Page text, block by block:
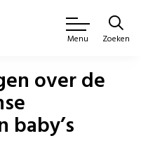
Menu Zoeken
over de
baby’s